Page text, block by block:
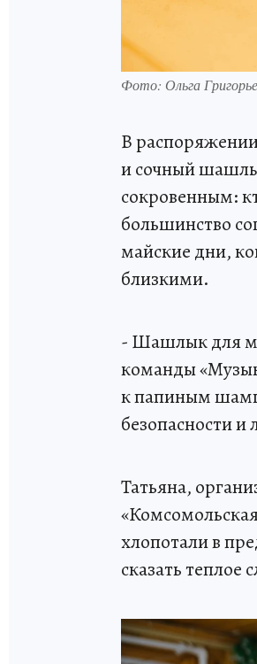
Фото: Ольга
В
и сочный
сокровенным:
большинство
майские дни,
близкими.
- Шашлык для
команды
к папиным
безопасности и
Татьяна,
хлопотали в
сказать теплое